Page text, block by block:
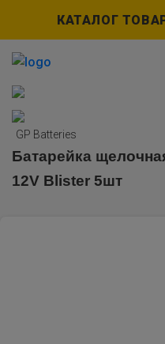
КАТАЛОГ
GP Batteries
Батарейка
12V Blister 5шт